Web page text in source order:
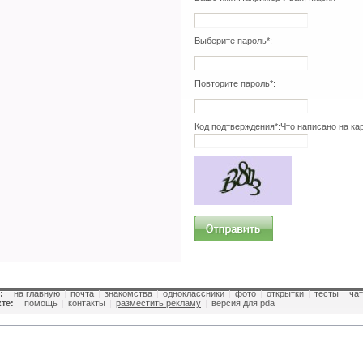
Выберите пароль*:
Повторите пароль*:
Код подтверждения*:Что написано на
на главную | почта | знакомства | одноклассники | фото | открытки | тесты | чат
помощь контакты разместить рекламу версия для pda